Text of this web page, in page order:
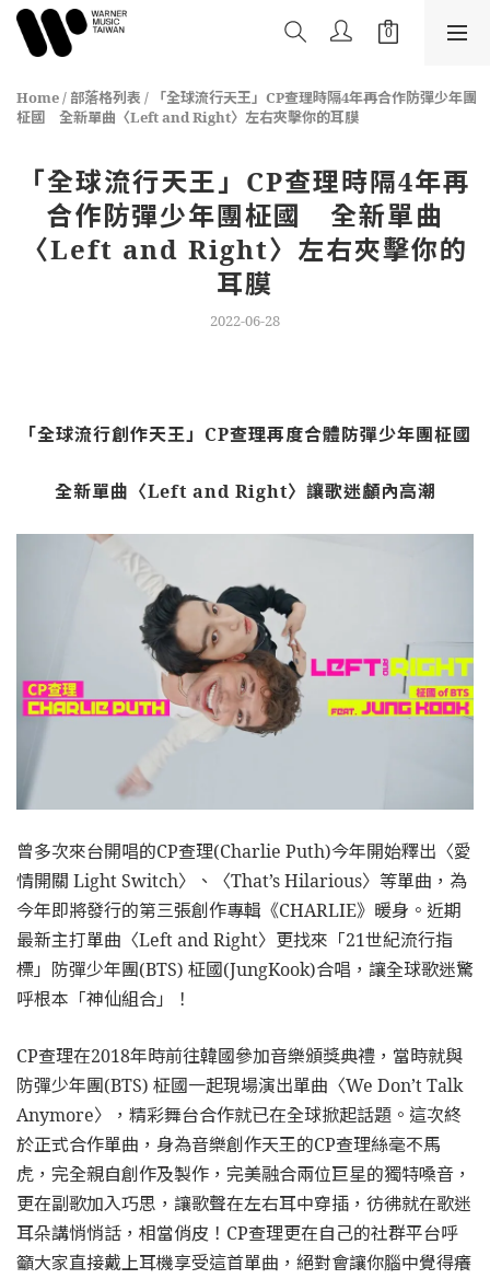
Home/ 部落格列表 /
「全球流行天王」CP查理時隔4年再合作防彈少年團
柾國 全新單曲〈Left and Right〉左右夾擊你的耳膜
「全球流行天王」CP查理時隔4年再
合作防彈少年團柾國 全新單曲
〈Left and Right〉左右夾擊你的
耳膜
2022-06-28
「全球流行創作天王」CP查理再度合體防彈少年團柾國
全新單曲〈Left and Right〉讓歌迷顱內高潮
曾多次來台開唱的CP查理(Charlie Puth)今年開始釋出〈愛
情開關 Light Switch〉、〈That’s Hilarious〉等單曲，為
今年即將發行的第三張創作專輯《CHARLIE》暖身。近期
最新主打單曲〈Left and Right〉更找來「21世紀流行指
標」防彈少年團(BTS) 柾國(JungKook)合唱，讓全球歌迷驚
呼根本「神仙組合」！
CP查理在2018年時前往韓國參加音樂頒獎典禮，當時就與
防彈少年團(BTS) 柾國一起現場演出單曲〈We Don’t Talk
Anymore〉，精彩舞台合作就已在全球掀起話題。這次終
於正式合作單曲，身為音樂創作天王的CP查理絲毫不馬
虎，完全親自創作及製作，完美融合兩位巨星的獨特嗓音，
更在副歌加入巧思，讓歌聲在左右耳中穿插，彷彿就在歌迷
耳朵講悄悄話，相當俏皮！CP查理更在自己的社群平台呼
籲大家直接戴上耳機享受這首單曲，絕對會讓你腦中覺得癢